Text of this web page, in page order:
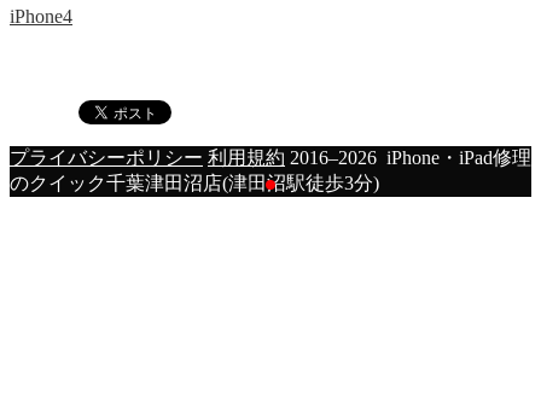
iPhone4
プライバシーポリシー 利用規約 2016–2026 iPhone・iPad修理
のクイック千葉津田沼店(津田沼駅徒歩3分)